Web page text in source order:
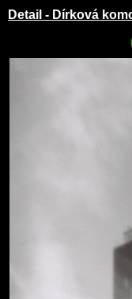
Detail - Dírková